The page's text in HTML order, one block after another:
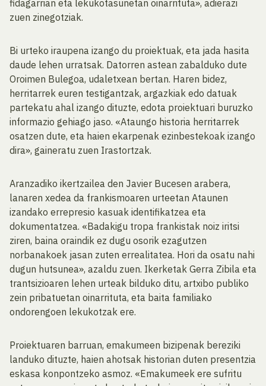
fidagarrian eta lekukotasunetan oinarrituta», adierazi
zuen zinegotziak.
Bi urteko iraupena izango du proiektuak, eta jada hasita
daude lehen urratsak. Datorren astean zabalduko dute
Oroimen Bulegoa, udaletxean bertan. Haren bidez,
herritarrek euren testigantzak, argazkiak edo datuak
partekatu ahal izango dituzte, edota proiektuari buruzko
informazio gehiago jaso. «Ataungo historia herritarrek
osatzen dute, eta haien ekarpenak ezinbestekoak izango
dira», gaineratu zuen Irastortzak.
Aranzadiko ikertzailea den Javier Bucesen arabera,
lanaren xedea da frankismoaren urteetan Ataunen
izandako errepresio kasuak identifikatzea eta
dokumentatzea. «Badakigu tropa frankistak noiz iritsi
ziren, baina oraindik ez dugu osorik ezagutzen
norbanakoek jasan zuten errealitatea. Hori da osatu nahi
dugun hutsunea», azaldu zuen. Ikerketak Gerra Zibila eta
trantsizioaren lehen urteak bilduko ditu, artxibo publiko
zein pribatuetan oinarrituta, eta baita familiako
ondorengoen lekukotzak ere.
Proiektuaren barruan, emakumeen bizipenak bereziki
landuko dituzte, haien ahotsak historian duten presentzia
eskasa konpontzeko asmoz. «Emakumeek ere sufritu